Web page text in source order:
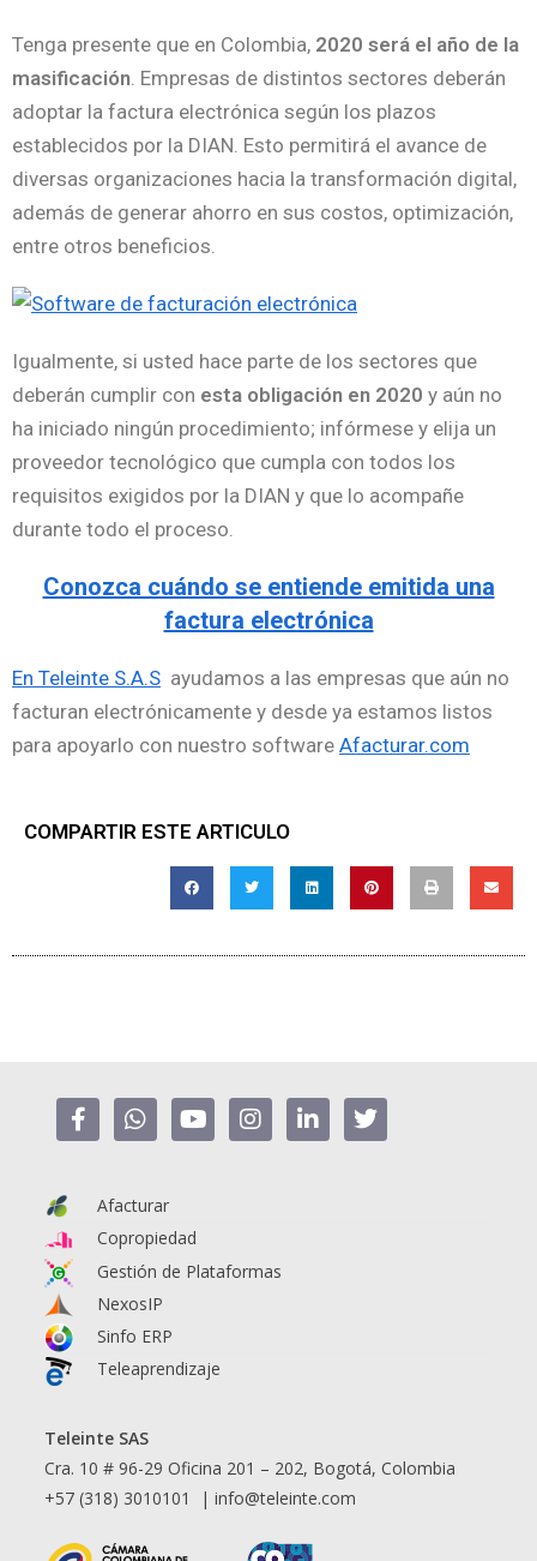
Tenga presente que en Colombia, 2020 será el año de la
masificación . Empresas de distintos sectores deberán
adoptar la factura electrónica según los plazos
establecidos por la DIAN. Esto permitirá el avance de
diversas organizaciones hacia la transformación digital,
además de generar ahorro en sus costos, optimización,
entre otros beneficios.
Igualmente, si usted hace parte de los sectores que
deberán cumplir con esta obligación en 2020 y aún no
ha iniciado ningún procedimiento; infórmese y elija un
proveedor tecnológico que cumpla con todos los
requisitos exigidos por la DIAN y que lo acompañe
durante todo el proceso.
Conozca cuándo se entiende emitida una
factura electrónica
En Teleinte S.A.S ayudamos a las empresas que aún no
facturan electrónicamente y desde ya estamos listos
para apoyarlo con nuestro software Afacturar.com
COMPARTIR ESTE ARTICULO
Afacturar
Copropiedad
Gestión de Plataformas
NexosIP
Sinfo ERP
Teleaprendizaje
Teleinte SAS
Cra. 10 # 96-29 Oficina 201 – 202, Bogotá, Colombia
+57 (318) 3010101 |info@teleinte.com